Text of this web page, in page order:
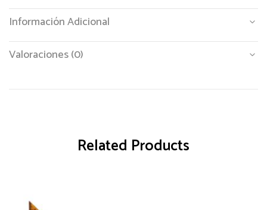
Información Adicional
Valoraciones (0)
Related Products